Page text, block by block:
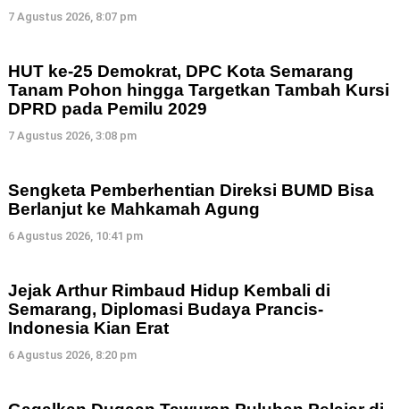
7 Agustus 2026, 8:07 pm
HUT ke-25 Demokrat, DPC Kota Semarang
Tanam Pohon hingga Targetkan Tambah Kursi
DPRD pada Pemilu 2029
7 Agustus 2026, 3:08 pm
Sengketa Pemberhentian Direksi BUMD Bisa
Berlanjut ke Mahkamah Agung
6 Agustus 2026, 10:41 pm
Jejak Arthur Rimbaud Hidup Kembali di
Semarang, Diplomasi Budaya Prancis-
Indonesia Kian Erat
6 Agustus 2026, 8:20 pm